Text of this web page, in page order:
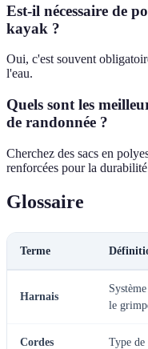
Est-il nécessaire de
kayak ?
Oui, c'est souvent
l'eau.
Quels sont les
de randonnée ?
Cherchez des sacs en
renforcées pour la
Glossaire
Terme
Harnais
le
Cordes
Type de